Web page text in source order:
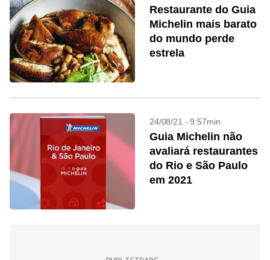
Restaurante do Guia
Michelin mais barato
do mundo perde
estrela
24/08/21 - 9:57min
Guia Michelin não
avaliará restaurantes
do Rio e São Paulo
em 2021